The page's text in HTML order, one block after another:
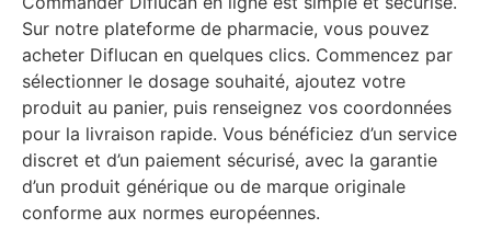
Sur notre plateforme de pharmacie, vous pouvez
acheter Diflucan en quelques clics. Commencez par
sélectionner le dosage souhaité, ajoutez votre
produit au panier, puis renseignez vos coordonnées
pour la livraison rapide. Vous bénéficiez d’un service
discret et d’un paiement sécurisé, avec la garantie
d’un produit générique ou de marque originale
conforme aux normes européennes.